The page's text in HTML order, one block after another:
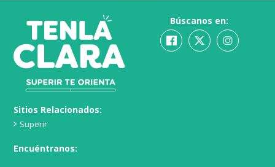
Sitios Relacionados:
Superir
Encuéntranos:
Búscanos en: